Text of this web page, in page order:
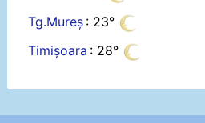
Tg.Mureș : 23°
Timișoara : 28°